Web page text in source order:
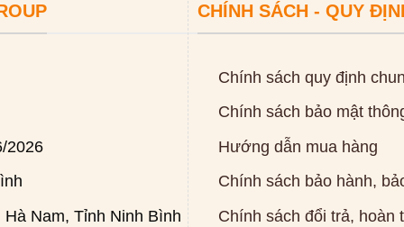
2026
Nam, Tỉnh Ninh Bình
CHÍNH SÁCH - QUY
Chính sách quy định
Chính sách bảo mật
Hướng dẫn mua hàng
Chính sách bảo hành,
Chính sách đổi trả, hoàn